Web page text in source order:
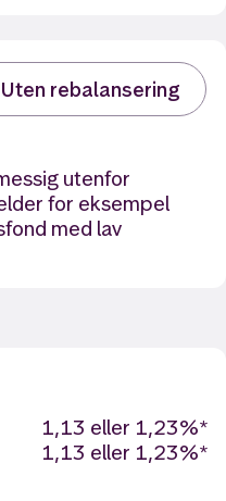
Uten rebalansering
utenfor
for eksempel
med lav
1,13 eller 1,23%*
1,13 eller 1,23%*